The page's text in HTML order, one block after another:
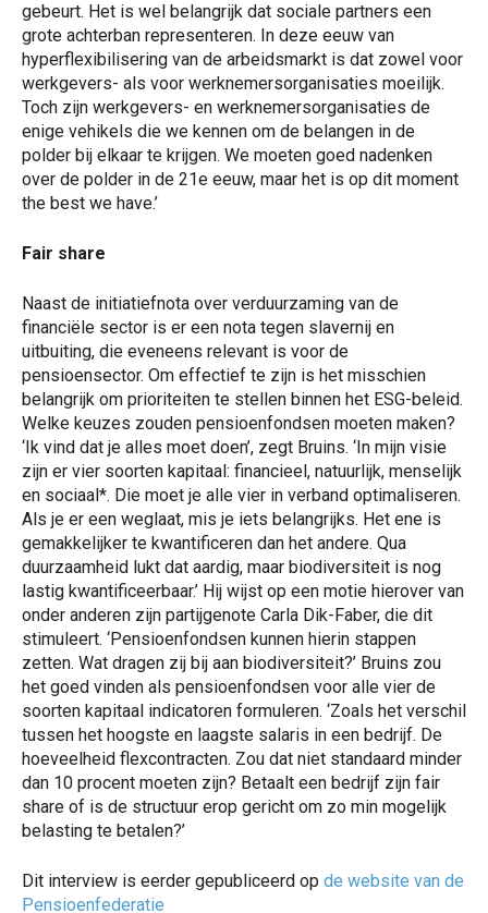
gebeurt. Het is wel belangrijk dat sociale partners een
grote achterban representeren. In deze eeuw van
hyperflexibilisering van de arbeidsmarkt is dat zowel voor
werkgevers- als voor werknemersorganisaties moeilijk.
Toch zijn werkgevers- en werknemersorganisaties de
enige vehikels die we kennen om de belangen in de
polder bij elkaar te krijgen. We moeten goed nadenken
over de polder in de 21e eeuw, maar het is op dit moment
the best we have.’
Fair share
Naast de initiatiefnota over verduurzaming van de
financiële sector is er een nota tegen slavernij en
uitbuiting, die eveneens relevant is voor de
pensioensector. Om effectief te zijn is het misschien
belangrijk om prioriteiten te stellen binnen het ESG-beleid.
Welke keuzes zouden pensioenfondsen moeten maken?
‘Ik vind dat je alles moet doen’, zegt Bruins. ‘In mijn visie
zijn er vier soorten kapitaal: financieel, natuurlijk, menselijk
en sociaal*. Die moet je alle vier in verband optimaliseren.
Als je er een weglaat, mis je iets belangrijks. Het ene is
gemakkelijker te kwantificeren dan het andere. Qua
duurzaamheid lukt dat aardig, maar biodiversiteit is nog
lastig kwantificeerbaar.’ Hij wijst op een motie hierover van
onder anderen zijn partijgenote Carla Dik-Faber, die dit
stimuleert. ‘Pensioenfondsen kunnen hierin stappen
zetten. Wat dragen zij bij aan biodiversiteit?’ Bruins zou
het goed vinden als pensioenfondsen voor alle vier de
soorten kapitaal indicatoren formuleren. ‘Zoals het verschil
tussen het hoogste en laagste salaris in een bedrijf. De
hoeveelheid flexcontracten. Zou dat niet standaard minder
dan 10 procent moeten zijn? Betaalt een bedrijf zijn fair
share of is de structuur erop gericht om zo min mogelijk
belasting te betalen?’
Dit interview is eerder gepubliceerd op de website van de
Pensioenfederatie